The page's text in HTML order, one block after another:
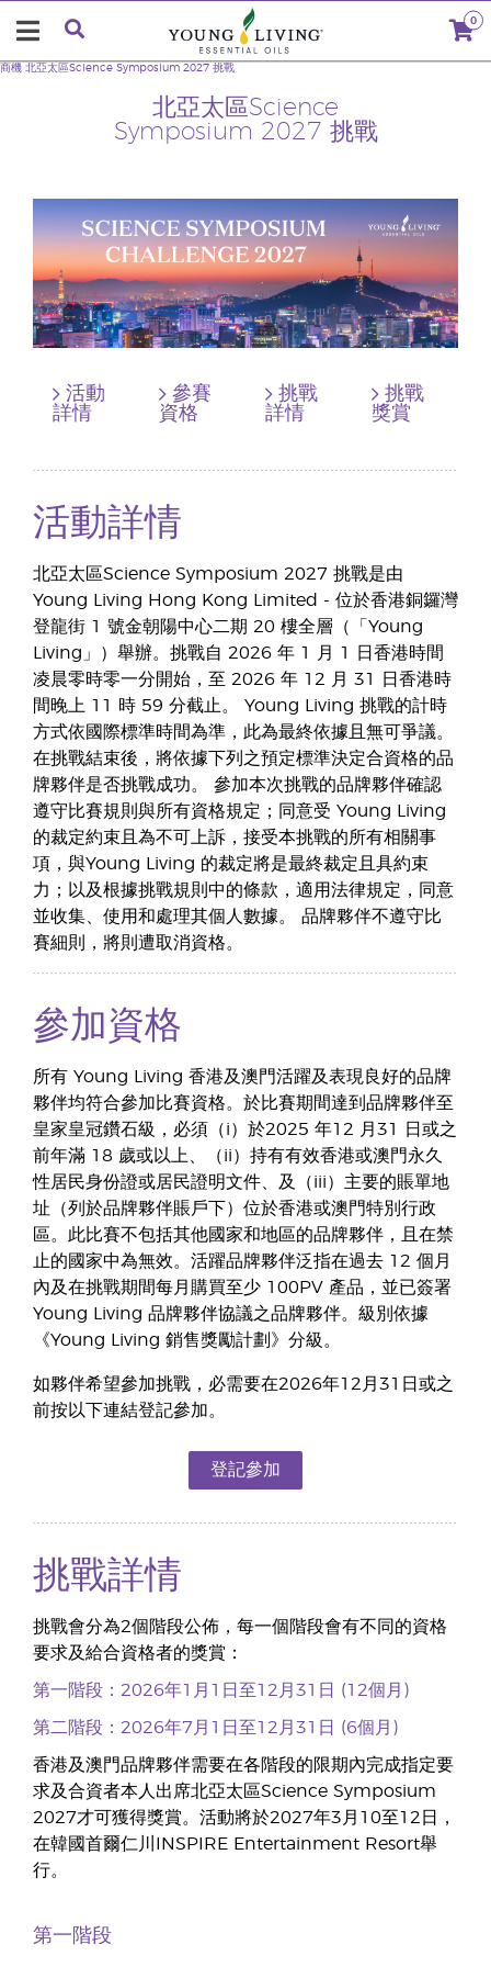
0
北亞太區Science
Symposium 2027 挑戰
商機 北亞太區Science Symposium 2027 挑戰
活動
詳情
參賽
資格
挑戰
詳情
挑戰
獎賞
活動詳情
北亞太區Science Symposium 2027 挑戰是由
Young Living Hong Kong Limited - 位於香港銅鑼灣
登龍街 1 號金朝陽中心二期 20 樓全層（「Young
Living」）舉辦。挑戰自 2026 年 1 月 1 日香港時間
凌晨零時零一分開始，至 2026 年 12 月 31 日香港時
間晚上 11 時 59 分截止。 Young Living 挑戰的計時
方式依國際標準時間為準，此為最終依據且無可爭議。
在挑戰結束後，將依據下列之預定標準決定合資格的品
牌夥伴是否挑戰成功。 參加本次挑戰的品牌夥伴確認
遵守比賽規則與所有資格規定；同意受 Young Living
的裁定約束且為不可上訴，接受本挑戰的所有相關事
項，與Young Living 的裁定將是最終裁定且具約束
力；以及根據挑戰規則中的條款，適用法律規定，同意
並收集、使用和處理其個人數據。 品牌夥伴不遵守比
賽細則，將則遭取消資格。
參加資格
所有 Young Living 香港及澳門活躍及表現良好的品牌
夥伴均符合參加比賽資格。於比賽期間達到品牌夥伴至
皇家皇冠鑽石級，必須（i）於2025 年12 月31 日或之
前年滿 18 歲或以上、（ii）持有有效香港或澳門永久
性居民身份證或居民證明文件、及（iii）主要的賬單地
址（列於品牌夥伴賬戶下）位於香港或澳門特別行政
區。此比賽不包括其他國家和地區的品牌夥伴，且在禁
止的國家中為無效。活躍品牌夥伴泛指在過去 12 個月
內及在挑戰期間每月購買至少 100PV 產品，並已簽署
Young Living 品牌夥伴協議之品牌夥伴。級別依據
《Young Living 銷售獎勵計劃》分級。
如夥伴希望參加挑戰，必需要在2026年12月31日或之
前按以下連結登記參加。
登記參加
挑戰詳情
挑戰會分為2個階段公佈，每一個階段會有不同的資格
要求及給合資格者的獎賞：
第一階段：2026年1月1日至12月31日 (12個月)
第二階段：2026年7月1日至12月31日 (6個月)
香港及澳門品牌夥伴需要在各階段的限期內完成指定要
求及合資者本人出席北亞太區Science Symposium
2027才可獲得獎賞。活動將於2027年3月10至12日，
在韓國首爾仁川INSPIRE Entertainment Resort舉
行。
第一階段